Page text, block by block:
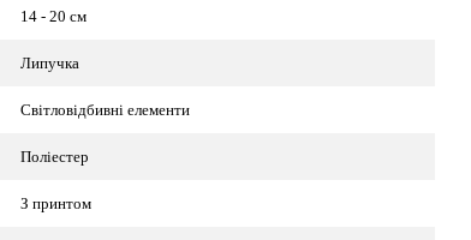
14 - 20 см
Липучка
Світловідбивні елементи
Поліестер
З принтом